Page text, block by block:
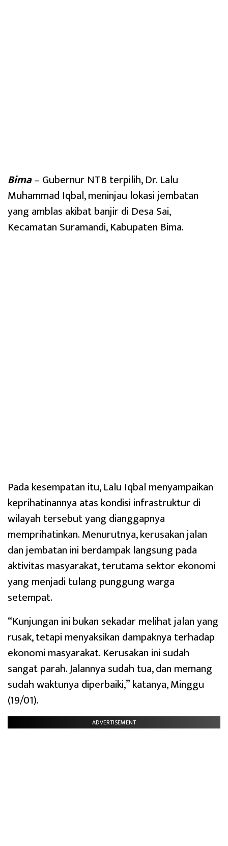
Bima– Gubernur NTB terpilih, Dr. Lalu
Muhammad Iqbal, meninjau lokasi jembatan
yang amblas akibat banjir di Desa Sai,
Kecamatan Suramandi, Kabupaten Bima.
Pada kesempatan itu, Lalu Iqbal menyampaikan
keprihatinannya atas kondisi infrastruktur di
wilayah tersebut yang dianggapnya
memprihatinkan. Menurutnya, kerusakan jalan
dan jembatan ini berdampak langsung pada
aktivitas masyarakat, terutama sektor ekonomi
yang menjadi tulang punggung warga
setempat.
“Kunjungan ini bukan sekadar melihat jalan yang
rusak, tetapi menyaksikan dampaknya terhadap
ekonomi masyarakat. Kerusakan ini sudah
sangat parah. Jalannya sudah tua, dan memang
sudah waktunya diperbaiki,” katanya, Minggu
(19/01).
ADVERTISEMENT